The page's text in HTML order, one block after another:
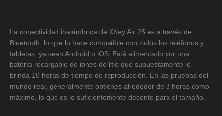
La conectividad inalámbrica de XKey Air 25 es a través de
Bluetooth, lo que lo hace compatible con todos los teléfonos y
tabletas, ya sean Android o iOS. Está alimentado por una
batería recargable de iones de litio que supuestamente le
brinda 10 horas de tiempo de reproducción. En las pruebas del
mundo real, generalmente obtienes alrededor de 8 horas como
máximo, lo que es lo suficientemente decente para el tamaño.